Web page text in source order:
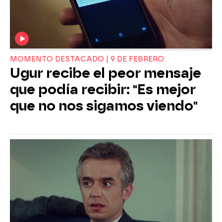
MOMENTO DESTACADO | 9 DE FEBRERO
Ugur recibe el peor mensaje
que podía recibir: "Es mejor
que no nos sigamos viendo"